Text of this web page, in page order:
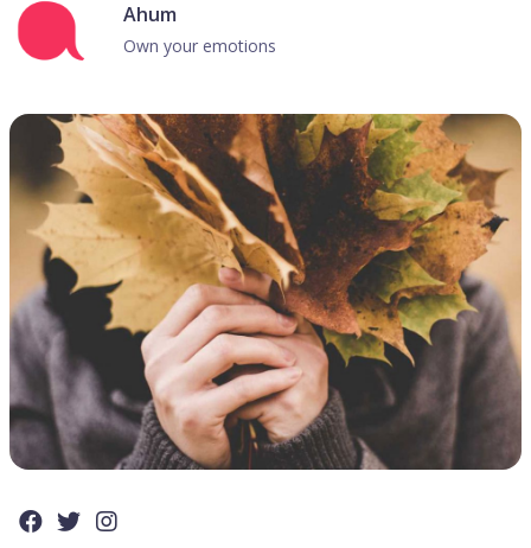
Ahum
Own your emotions